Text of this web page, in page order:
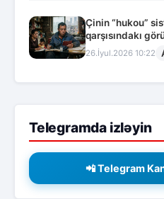
Çinin “hukou”
qarşısındakı
26.İyul.2026 10:22
Telegramda izləyin
📲 Telegram